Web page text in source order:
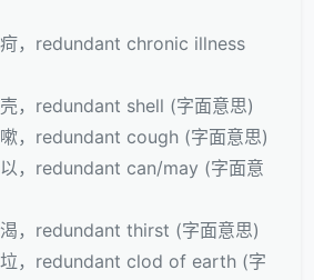
，redundant chronic illness
，redundant shell (字面意思)
，redundant cough (字面意思)
，redundant can/may (字面意
，redundant thirst (字面意思)
，redundant clod of earth (字